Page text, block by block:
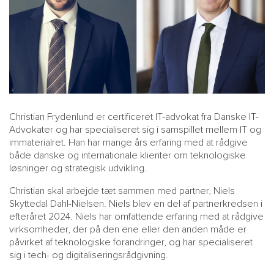
MAIN
MENU
SMALL
HR
OM
Christian Frydenlund er certificeret IT-advokat fra Danske IT-
Advokater og har specialiseret sig i samspillet mellem IT og
immaterialret. Han har mange års erfaring med at rådgive
både danske og internationale klienter om teknologiske
løsninger og strategisk udvikling.
Christian skal arbejde tæt sammen med partner, Niels
Skyttedal Dahl-Nielsen. Niels blev en del af partnerkredsen i
efteråret 2024. Niels har omfattende erfaring med at rådgive
virksomheder, der på den ene eller den anden måde er
påvirket af teknologiske forandringer, og har specialiseret
sig i tech- og digitaliseringsrådgivning.